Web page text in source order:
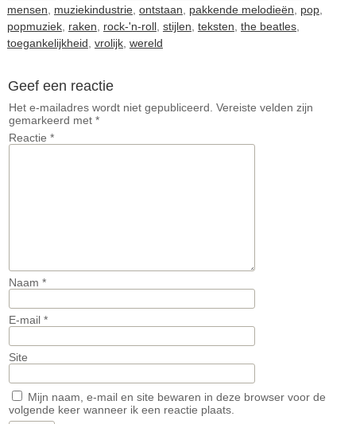
mensen
muziekindustrie, ontstaan pakkende melodieën pop,
popmuziek, raken rock-'n-roll, stijlen teksten the beatles,
toegankelijkheid vrolijk, wereld
Geef een reactie
Het e-mailadres wordt niet gepubliceerd. Vereiste velden zijn
gemarkeerd met *
Reactie *
Naam *
E-mail *
Site
Mijn naam, e-mail en site bewaren in deze browser voor de
volgende keer wanneer ik een reactie plaats.